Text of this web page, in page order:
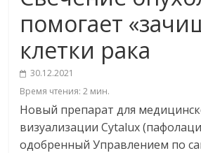
помогает
клетки рака
30.12.2021
Время чтения:2 мин.
Новый препарат для
визуализации Cytalux
одобренный Управлением по